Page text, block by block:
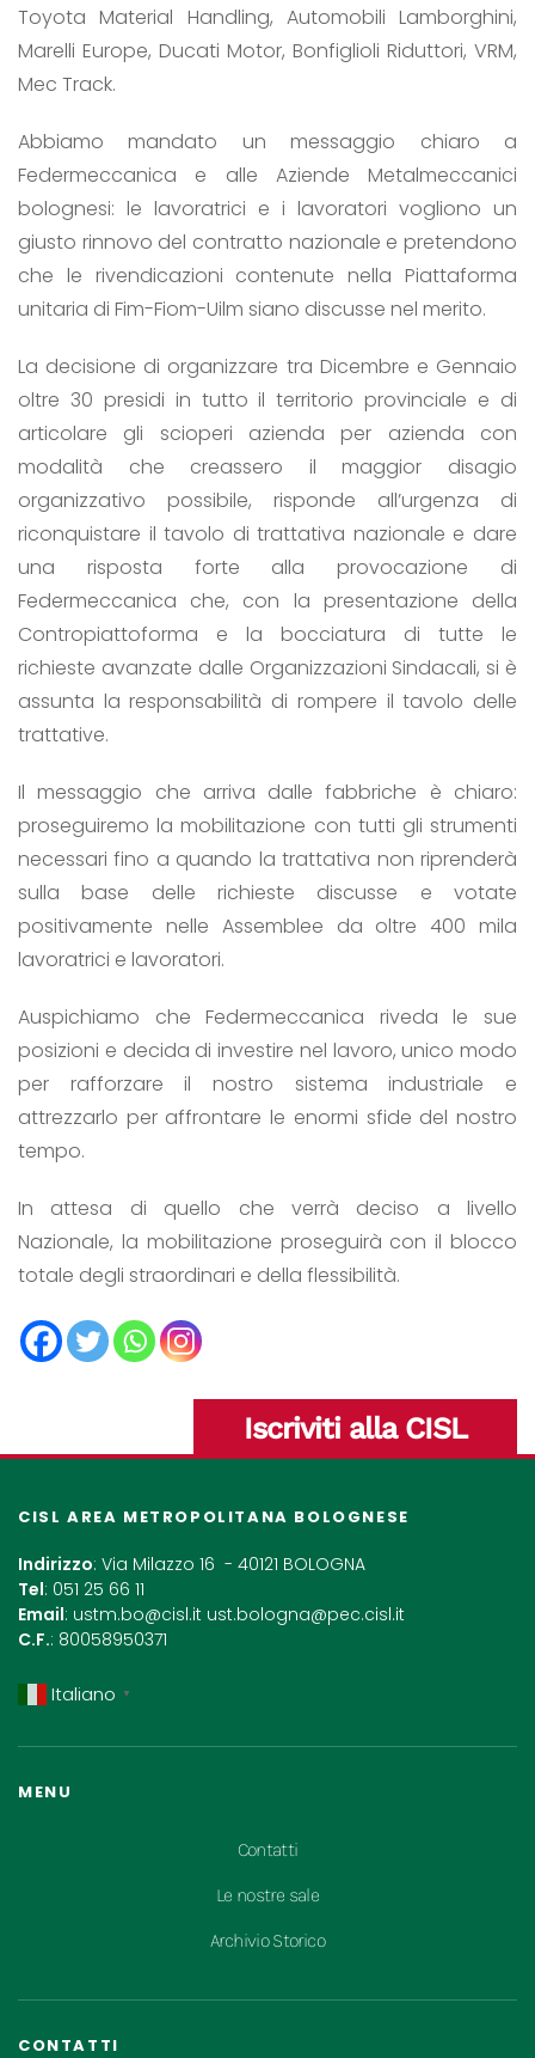
Toyota Material Handling, Automobili Lamborghini,
Marelli Europe, Ducati Motor, Bonfiglioli Riduttori, VRM,
Mec Track.
Abbiamo mandato un messaggio chiaro a
Federmeccanica e alle Aziende Metalmeccanici
bolognesi: le lavoratrici e i lavoratori vogliono un
giusto rinnovo del contratto nazionale e pretendono
che le rivendicazioni contenute nella Piattaforma
unitaria di Fim-Fiom-Uilm siano discusse nel merito.
La decisione di organizzare tra Dicembre e Gennaio
oltre 30 presidi in tutto il territorio provinciale e di
articolare gli scioperi azienda per azienda con
modalità che creassero il maggior disagio
organizzativo possibile, risponde all’urgenza di
riconquistare il tavolo di trattativa nazionale e dare
una risposta forte alla provocazione di
Federmeccanica che, con la presentazione della
Contropiattoforma e la bocciatura di tutte le
richieste avanzate dalle Organizzazioni Sindacali, si è
assunta la responsabilità di rompere il tavolo delle
trattative.
Il messaggio che arriva dalle fabbriche è chiaro:
proseguiremo la mobilitazione con tutti gli strumenti
necessari fino a quando la trattativa non riprenderà
sulla base delle richieste discusse e votate
positivamente nelle Assemblee da oltre 400 mila
lavoratrici e lavoratori.
Auspichiamo che Federmeccanica riveda le sue
posizioni e decida di investire nel lavoro, unico modo
per rafforzare il nostro sistema industriale e
attrezzarlo per affrontare le enormi sfide del nostro
tempo.
In attesa di quello che verrà deciso a livello
Nazionale, la mobilitazione proseguirà con il blocco
totale degli straordinari e della flessibilità.
Iscriviti alla CISL
CISL AREA METROPOLITANA BOLOGNESE
Indirizzo: Via Milazzo 16 - 40121 BOLOGNA
Tel: 051 25 66 11
Email: ustm.bo@cisl.it ust.bologna@pec.cisl.it
C.F.: 80058950371
Italiano ▼
MENU
Contatti
Le nostre sale
Archivio Storico
CONTATTI